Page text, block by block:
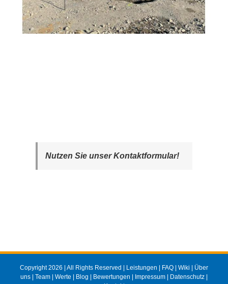
Nutzen Sie unser Kontaktformular!
Copyright 2026 | All Rights Reserved | Leistungen | FAQ | Wiki | Über
uns | Team | Werte | Blog | Bewertungen | Impressum | Datenschutz |